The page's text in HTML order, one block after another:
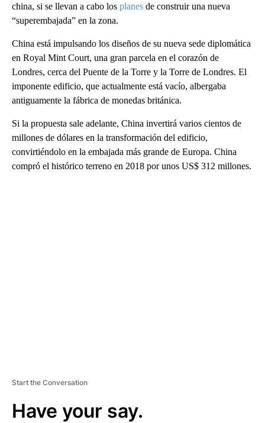
china, si se llevan a cabo los planes de construir una nueva
“superembajada” en la zona.
China está impulsando los diseños de su nueva sede diplomática
en Royal Mint Court, una gran parcela en el corazón de
Londres, cerca del Puente de la Torre y la Torre de Londres. El
imponente edificio, que actualmente está vacío, albergaba
antiguamente la fábrica de monedas británica.
Si la propuesta sale adelante, China invertirá varios cientos de
millones de dólares en la transformación del edificio,
convirtiéndolo en la embajada más grande de Europa. China
compró el histórico terreno en 2018 por unos US$ 312 millones.
Start the Conversation
Have your say.